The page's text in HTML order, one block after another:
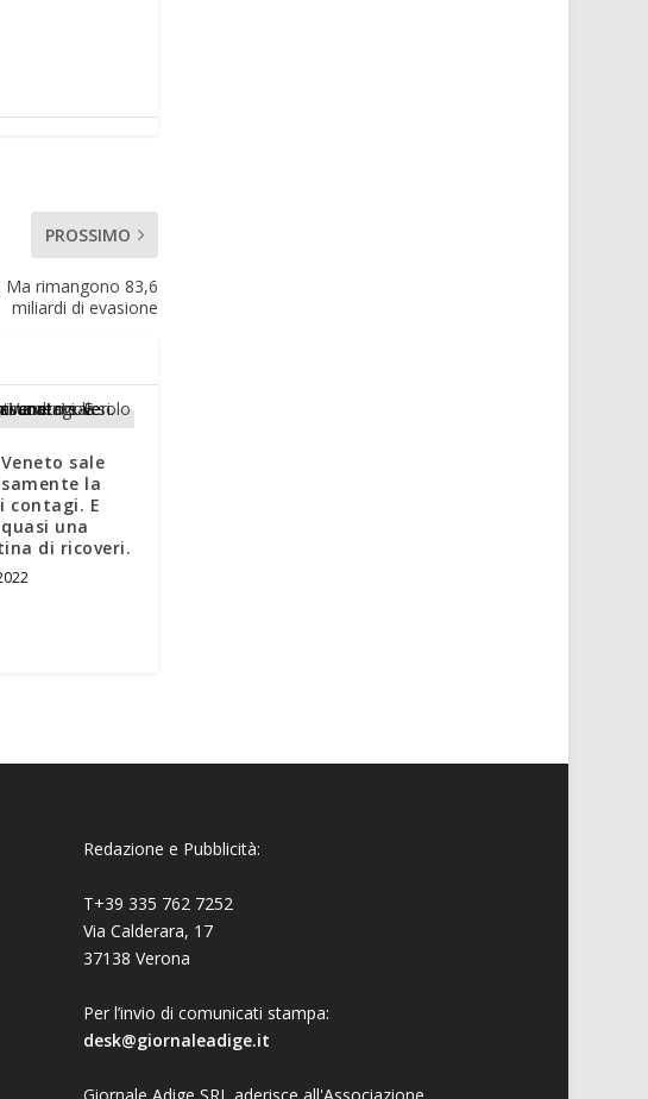
PROSSIMO
rimangono 83,6
miliardi di evasione
sale
la
contagi. E
una
di ricoveri.
Redazione e Pubblicità:
T+39 335 762 7252
Via Calderara, 17
37138 Verona
Per l’invio di comunicati stampa:
desk@giornaleadige.it